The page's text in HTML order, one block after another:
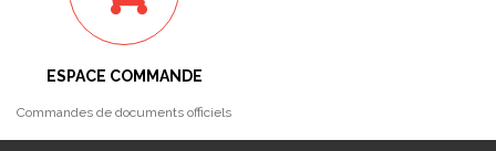
ESPACE COMMANDE
Commandes de documents officiels